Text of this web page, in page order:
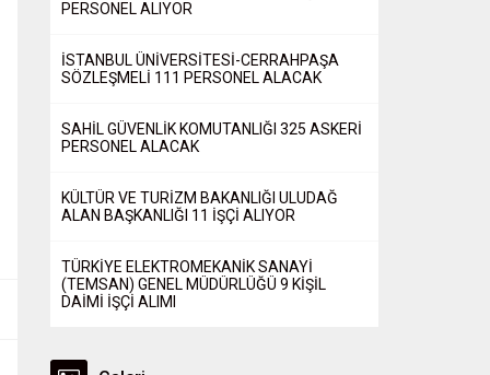
PERSONEL ALIYOR
İSTANBUL ÜNİVERSİTESİ-CERRAHPAŞA
SÖZLEŞMELİ 111 PERSONEL ALACAK
SAHİL GÜVENLİK KOMUTANLIĞI 325 ASKERİ
PERSONEL ALACAK
KÜLTÜR VE TURİZM BAKANLIĞI ULUDAĞ
ALAN BAŞKANLIĞI 11 İŞÇİ ALIYOR
TÜRKİYE ELEKTROMEKANİK SANAYİ
(TEMSAN) GENEL MÜDÜRLÜĞÜ 9 KİŞİL
DAİMİ İŞÇİ ALIMI